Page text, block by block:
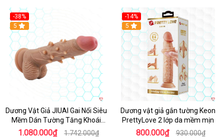
-38%
5
Dương Vật Giả JIUAI Gai Nổi Siêu
Mềm Dán Tường Tăng Khoái
Cảm
1.080.000₫ 1.742.000₫
-14%
5
Dương vật giả gắn tường Keon
PrettyLove 2 lớp da mềm mịn
800.000₫ 930.000₫